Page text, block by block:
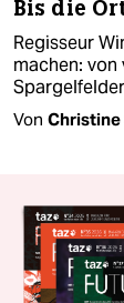
Bis die
Regisseur
machen:
Von